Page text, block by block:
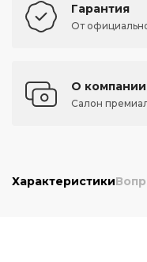
Гарантия
От
О компании
Салон
Характеристики